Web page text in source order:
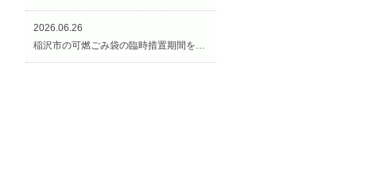
2026.06.26
稲沢市の可燃ごみ袋の臨時措置期間を延長します！